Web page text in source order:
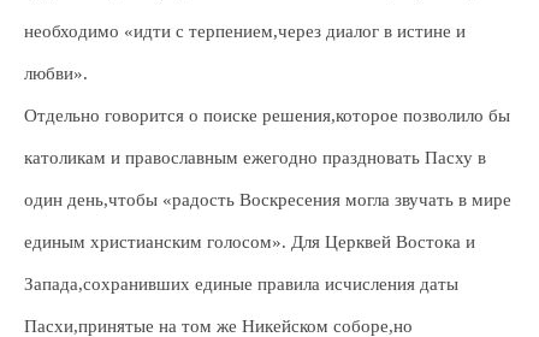
необходимо «идти с терпением,через диалог в истине и
любви».
Отдельно говорится о поиске решения,которое позволило бы
католикам и православным ежегодно праздновать Пасху в
один день,чтобы «радость Воскресения могла звучать в мире
единым христианским голосом». Для Церквей Востока и
Запада,сохранивших единые правила исчисления даты
Пасхи,принятые на том же Никейском соборе,но